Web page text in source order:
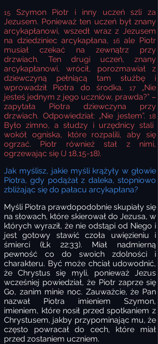
15 Szymon Piotr i inny uczeń szli za
Jezusem. Ponieważ ten uczeń był znany
arcykapłanowi, wszedł wraz z Jezusem
na dziedziniec arcykapłana,
16ale Piotr
musiał czekać na zewnątrz przy
drzwiach. Ten drugi uczeń, znany
arcykapłanowi, wrócił, porozmawiał z
dziewczyną pełniącą tam służbę i
wprowadził Piotra do środka.
17„Nie
jesteś jednym z jego uczniów, prawda?” –
zapytała Piotra dziewczyna przy
drzwiach. Odpowiedział: „Nie jestem”. 18
Było zimno, a słudzy i urzędnicy stali
wokół ogniska, które rozpalili, aby się
ogrzać. Piotr również stał z nimi,
ogrzewając się (J 18,15-18).
Jak myślisz, jakie myśli krążyły w głowie
Piotra, gdy podążał z daleka, stopniowo
zbliżając się do pałacu arcykapłana?
Myśli Piotra prawdopodobnie skupiały się
na słowach, które skierował do Jezusa, w
których wyraził, że nie odstąpi od Niego i
jest gotowy stawić czoła uwięzieniu i
śmierci (Łk 22:33). Miał nadmierną
pewność co do swoich zdolności i
charakteru. Być może chciał udowodnić,
że Chrystus się myli, ponieważ Jezus
wcześniej powiedział, że Piotr zaprze się
Go, zanim minie noc. Zauważcie, że Pan
nazwał Piotra imieniem Szymon,
imieniem, które nosił przed spotkaniem z
Chrystusem, jakby przypominając mu, że
często powracał do cech, które miał
przed zostaniem uczniem.